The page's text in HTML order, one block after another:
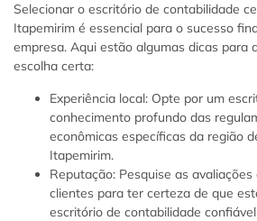
Selecionar o escritório de contabilidade
Itapemirim é essencial para o sucesso
empresa. Aqui estão algumas dicas para
escolha certa:
Experiência local: Opte por um
conhecimento profundo das
econômicas específicas da região
Itapemirim.
Reputação: Pesquise as
clientes para ter certeza de que
escritório de contabilidade